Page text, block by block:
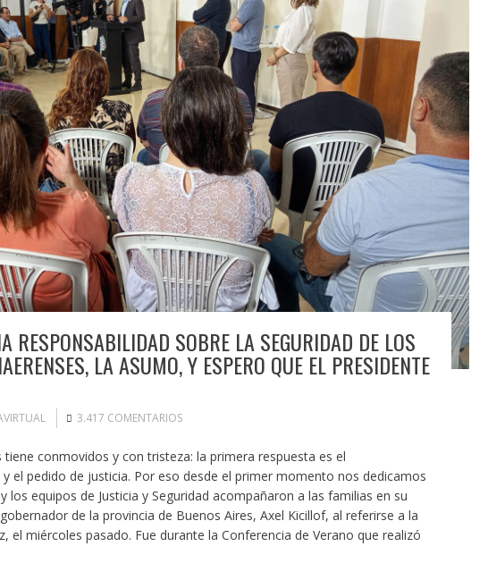
RESPONSABILIDAD SOBRE LA SEGURIDAD DE LOS
LA ASUMO, Y ESPERO QUE EL PRESIDENTE
3.417 COMENTARIOS
tiene conmovidos y con tristeza: la primera respuesta es el
el pedido de justicia. Por eso desde el primer momento nos dedicamos
los equipos de Justicia y Seguridad acompañaron a las familias en su
de la provincia de Buenos Aires, Axel Kicillof, al referirse a la
el miércoles pasado. Fue durante la Conferencia de Verano que realizó